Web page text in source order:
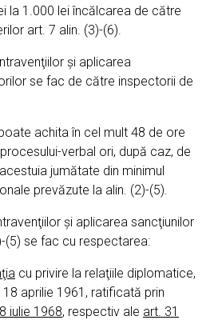
la 1.000 lei încălcarea de către
art. 7 alin. (3)-(6).
şi aplicarea
se fac de către inspectorii de
achita în cel mult 48 de ore
verbal ori, după caz, de
jumătate din minimul
prevăzute la alin. (2)-(5).
şi aplicarea sancţiunilor
(5) se fac cu respectarea:
cu privire la relaţiile diplomatice,
aprilie 1961, ratificată prin
iulie 1968, respectiv ale art. 31